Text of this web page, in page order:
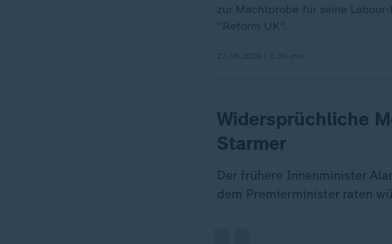
zur Machtprobe für seine
"Reform UK".
Widersprüchliche
Starmer
Der frühere Innenminister
dem Premierminister raten
„